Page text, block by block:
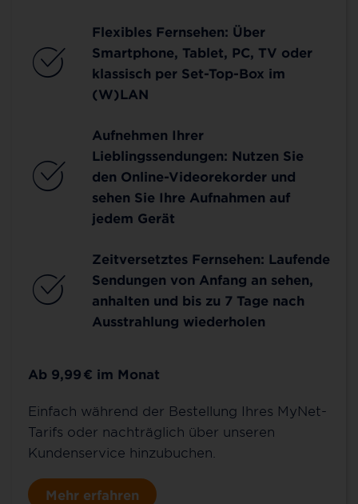
Flexibles Fernsehen: Über
Smartphone, Tablet, PC, TV oder
klassisch per Set-Top-Box im
(W)LAN
Aufnehmen Ihrer
Lieblingssendungen: Nutzen Sie
den Online-Videorekorder und
sehen Sie Ihre Aufnahmen auf
jedem Gerät
Zeitversetztes Fernsehen: Laufende
Sendungen von Anfang an sehen,
anhalten und bis zu 7 Tage nach
Ausstrahlung wiederholen
Ab 9,99 € im Monat
Einfach während der Bestellung Ihres MyNet-
Tarifs oder nachträglich über unseren
Kundenservice hinzubuchen.
Mehr erfahren